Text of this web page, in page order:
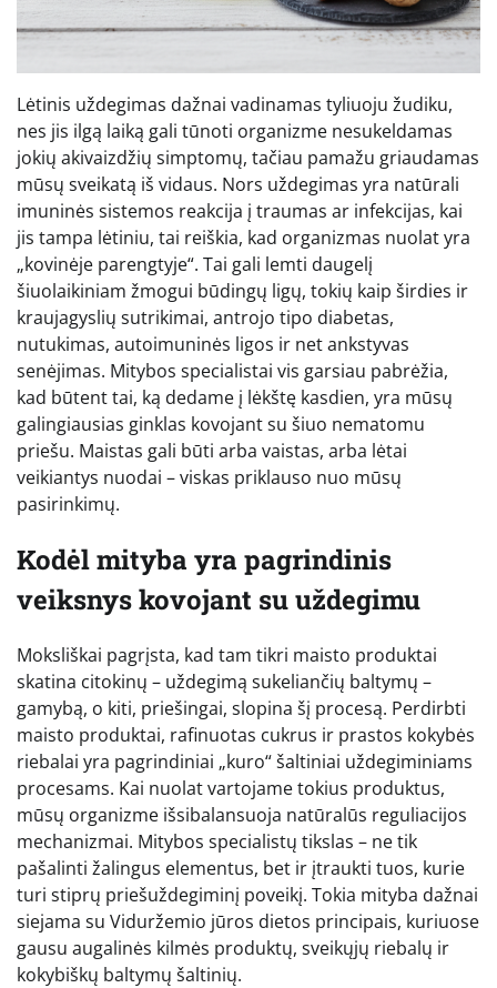
Lėtinis uždegimas dažnai vadinamas tyliuoju žudiku,
nes jis ilgą laiką gali tūnoti organizme nesukeldamas
jokių akivaizdžių simptomų, tačiau pamažu griaudamas
mūsų sveikatą iš vidaus. Nors uždegimas yra natūrali
imuninės sistemos reakcija į traumas ar infekcijas, kai
jis tampa lėtiniu, tai reiškia, kad organizmas nuolat yra
„kovinėje parengtyje“. Tai gali lemti daugelį
šiuolaikiniam žmogui būdingų ligų, tokių kaip širdies ir
kraujagyslių sutrikimai, antrojo tipo diabetas,
nutukimas, autoimuninės ligos ir net ankstyvas
senėjimas. Mitybos specialistai vis garsiau pabrėžia,
kad būtent tai, ką dedame į lėkštę kasdien, yra mūsų
galingiausias ginklas kovojant su šiuo nematomu
priešu. Maistas gali būti arba vaistas, arba lėtai
veikiantys nuodai – viskas priklauso nuo mūsų
pasirinkimų.
Kodėl mityba yra pagrindinis
veiksnys kovojant su uždegimu
Moksliškai pagrįsta, kad tam tikri maisto produktai
skatina citokinų – uždegimą sukeliančių baltymų –
gamybą, o kiti, priešingai, slopina šį procesą. Perdirbti
maisto produktai, rafinuotas cukrus ir prastos kokybės
riebalai yra pagrindiniai „kuro“ šaltiniai uždegiminiams
procesams. Kai nuolat vartojame tokius produktus,
mūsų organizme išsibalansuoja natūralūs reguliacijos
mechanizmai. Mitybos specialistų tikslas – ne tik
pašalinti žalingus elementus, bet ir įtraukti tuos, kurie
turi stiprų priešuždegiminį poveikį. Tokia mityba dažnai
siejama su Viduržemio jūros dietos principais, kuriuose
gausu augalinės kilmės produktų, sveikųjų riebalų ir
kokybiškų baltymų šaltinių.